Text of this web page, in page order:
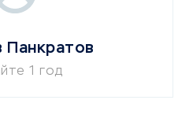
Панкратов
1 год